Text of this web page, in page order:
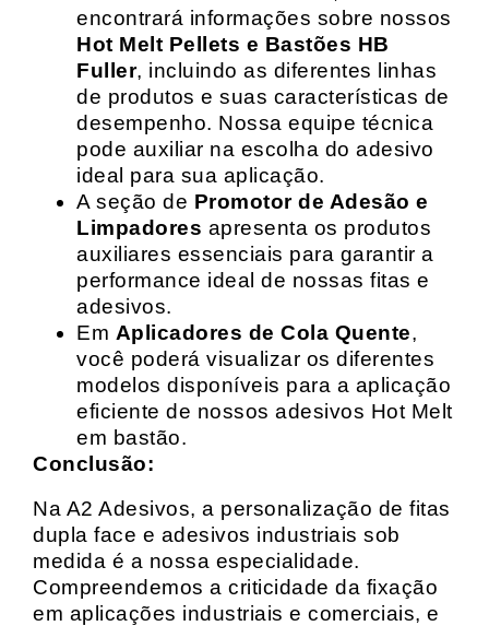
encontrará informações sobre nossos
Hot Melt Pellets e Bastões HB
Fuller, incluindo as diferentes linhas
de produtos e suas características de
desempenho. Nossa equipe técnica
pode auxiliar na escolha do adesivo
ideal para sua aplicação.
A seção de Promotor de Adesão e
Limpadores apresenta os produtos
auxiliares essenciais para garantir a
performance ideal de nossas fitas e
adesivos.
Em Aplicadores de Cola Quente,
você poderá visualizar os diferentes
modelos disponíveis para a aplicação
eficiente de nossos adesivos Hot Melt
em bastão.
Conclusão:
Na A2 Adesivos, a personalização de fitas
dupla face e adesivos industriais sob
medida é a nossa especialidade.
Compreendemos a criticidade da fixação
em aplicações industriais e comerciais, e